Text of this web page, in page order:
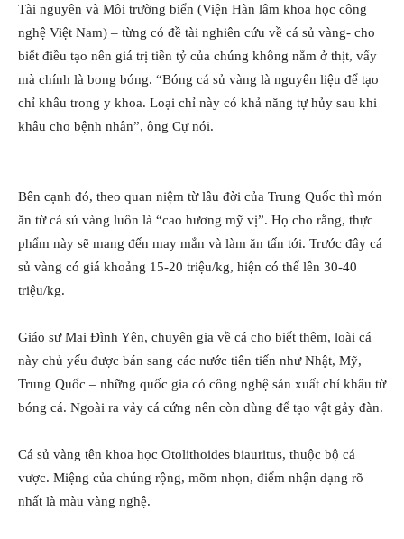
Tài nguyên và Môi trường biển (Viện Hàn lâm khoa học công
nghệ Việt Nam) – từng có đề tài nghiên cứu về cá sủ vàng- cho
biết điều tạo nên giá trị tiền tỷ của chúng không nằm ở thịt, vẩy
mà chính là bong bóng. “Bóng cá sủ vàng là nguyên liệu để tạo
chỉ khâu trong y khoa. Loại chỉ này có khả năng tự hủy sau khi
khâu cho bệnh nhân”, ông Cự nói.
Bên cạnh đó, theo quan niệm từ lâu đời của Trung Quốc thì món
ăn từ cá sủ vàng luôn là “cao hương mỹ vị”. Họ cho rằng, thực
phẩm này sẽ mang đến may mắn và làm ăn tấn tới. Trước đây cá
sủ vàng có giá khoảng 15-20 triệu/kg, hiện có thể lên 30-40
triệu/kg.
Giáo sư Mai Đình Yên, chuyên gia về cá cho biết thêm, loài cá
này chủ yếu được bán sang các nước tiên tiến như Nhật, Mỹ,
Trung Quốc – những quốc gia có công nghệ sản xuất chỉ khâu từ
bóng cá. Ngoài ra vảy cá cứng nên còn dùng để tạo vật gảy đàn.
Cá sủ vàng tên khoa học Otolithoides biauritus, thuộc bộ cá
vược. Miệng của chúng rộng, mõm nhọn, điểm nhận dạng rõ
nhất là màu vàng nghệ.